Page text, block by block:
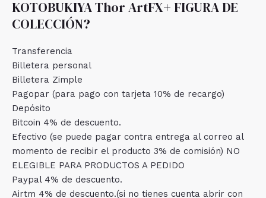
KOTOBUKIYA Thor ArtFX+ FIGURA DE
COLECCIÓN?
Transferencia
Billetera personal
Billetera Zimple
Pagopar (para pago con tarjeta 10% de recargo)
Depósito
Bitcoin 4% de descuento.
Efectivo (se puede pagar contra entrega al correo al
momento de recibir el producto 3% de comisión) NO
ELEGIBLE PARA PRODUCTOS A PEDIDO
Paypal 4% de descuento.
Airtm 4% de descuento.(si no tienes cuenta abrir con